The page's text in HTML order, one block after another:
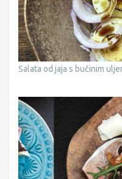
Salata od jaja s bučinim